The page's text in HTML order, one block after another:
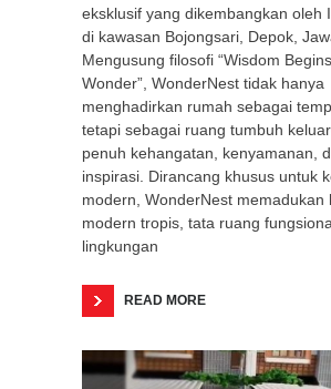
eksklusif yang dikembangkan oleh
di kawasan Bojongsari, Depok,
Mengusung filosofi “Wisdom
Wonder”, WonderNest tidak hanya
menghadirkan rumah sebagai
tetapi sebagai ruang tumbuh
penuh kehangatan, kenyamanan,
inspirasi. Dirancang khusus untuk
modern, WonderNest memadukan
modern tropis, tata ruang
lingkungan
READ MORE